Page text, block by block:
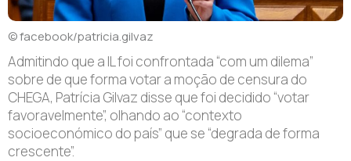
© facebook/patricia.gilvaz
Admitindo que a IL foi confrontada “com um dilema”
sobre de que forma votar a moção de censura do
CHEGA, Patrícia Gilvaz disse que foi decidido “votar
favoravelmente”, olhando ao “contexto
socioeconómico do país” que se “degrada de forma
crescente”.